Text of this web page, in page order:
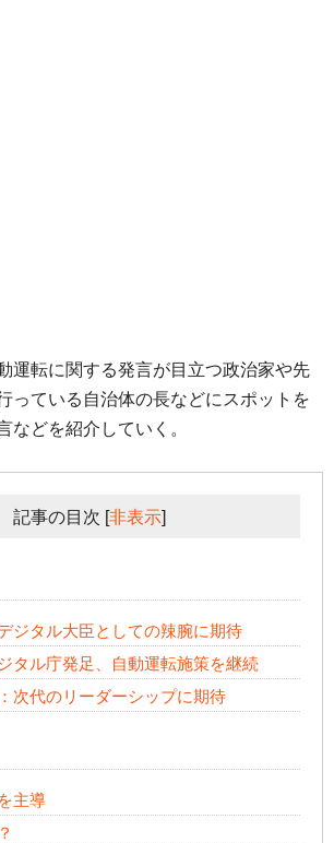
運転に関する発言が目立つ政治家や先
っている自治体の長などにスポットを
などを紹介していく。
記事の目次 [非表示]
ジタル大臣としての辣腕に期待
タル庁発足、自動運転施策を継続
次代のリーダーシップに期待
主導